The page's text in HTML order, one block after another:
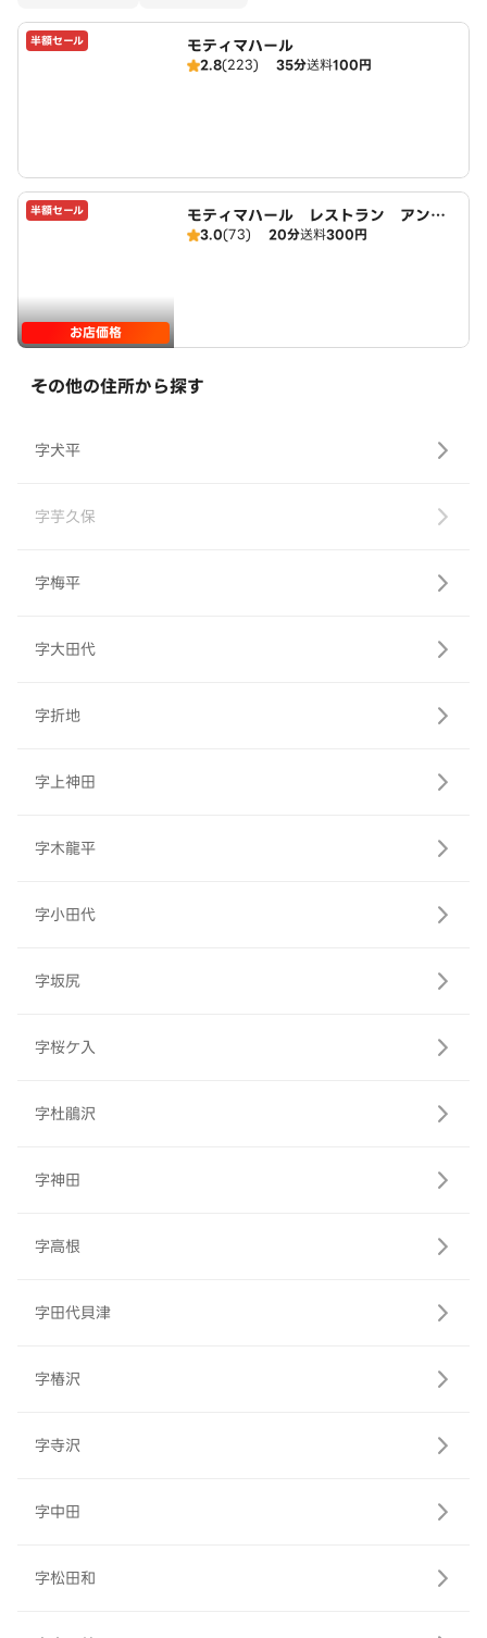
半額セール モティマハール
2.8(223) 35分送料100円
半額セール
お店価格
モティマハール レストラン アンド
バー
3.0(73) 20分送料300円
その他の住所から探す
字犬平
字芋久保
字梅平
字大田代
字折地
字上神田
字木龍平
字小田代
字坂尻
字桜ケ入
字杜鵑沢
字神田
字高根
字田代貝津
字椿沢
字寺沢
字中田
字松田和